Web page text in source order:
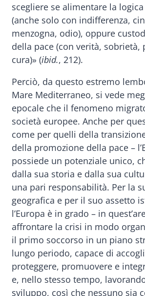
scegliere se alimentare la
(anche solo con indifferenza,
menzogna, odio), oppure
della pace (con verità, sobrietà,
cura)» (ibid., 212).
Perciò, da questo estremo
Mare Mediterraneo, si vede
epocale che il fenomeno
società europee. Anche per
come per quelli della
della promozione della pace –
possiede un potenziale unico,
dalla sua storia e dalla sua
una pari responsabilità. Per la
geografica e per il suo assetto
l’Europa è in grado – in
affrontare la crisi in modo
il primo soccorso in un piano
lungo periodo, capace di
proteggere, promuovere e
e, nello stesso tempo,
sviluppo, così che nessuno sia